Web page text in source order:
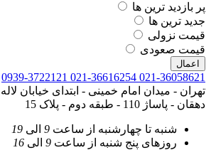
پر بازدید ترین ها
جدید ترین ها
قیمت نزولی
قیمت صعودی
اعمال
021-36058621
021-36616254
0939-3722121
تهران - میدان امام خمینی - ابتدای خیابان لاله
دهقان - پاساژ 110 - طبقه دوم - پلاک 15
شنبه تا چهارشنبه از ساعت 9 الی 19
روزهای پنج شنبه از ساعت 9 الی 16